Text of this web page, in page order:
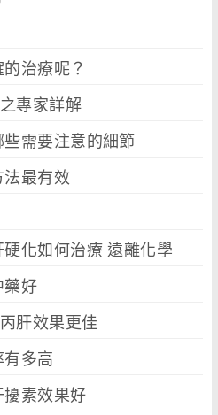
治療呢？
專家詳解
需要注意的細節
法最有效
化如何治療 遠離化學
藥好
肝效果更佳
多高
素效果好